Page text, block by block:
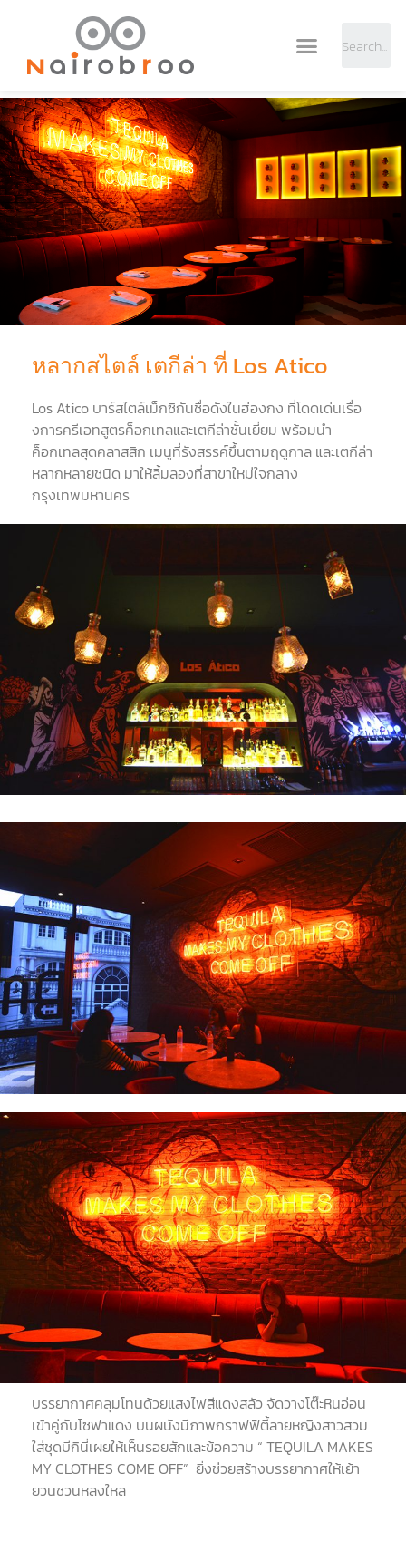
หลากสไตล์ เตกีล่า ที่ Los Atico
Los Atico บาร์สไตล์เม็กซิกันชื่อดังในฮ่องกง ที่โดดเด่นเรื่อ
งการครีเอทสูตรค็อกเทลและเตกีล่าชั้นเยี่ยม พร้อมนำ
ค็อกเทลสุดคลาสสิก เมนูที่รังสรรค์ขึ้นตามฤดูกาล และเตกีล่า
หลากหลายชนิด มาให้ลิ้มลองที่สาขาใหม่ใจกลาง
กรุงเทพมหานคร
บรรยากาศคลุมโทนด้วยแสงไฟสีแดงสลัว จัดวางโต๊ะหินอ่อน
เข้าคู่กับโซฟาแดง บนผนังมีภาพกราฟฟิตี้ลายหญิงสาวสวม
ใส่ชุดบีกินี่เผยให้เห็นรอยสักและข้อความ “ TEQUILA MAKES
MY CLOTHES COME OFF” ยิ่งช่วยสร้างบรรยากาศให้เย้า
ยวนชวนหลงใหล